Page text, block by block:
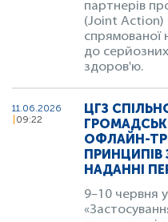
партнерів
(Joint Action)
спрямованої
до
здоров'ю.
11.06.2026
09:22
ЦГЗ
ОФЛАЙН-
НАДАННІ
9–10 червня